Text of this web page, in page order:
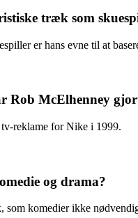
træk som
er hans evne til at
Rob McElhenney
reklame for Nike i 1999.
og drama?
komedier ikke